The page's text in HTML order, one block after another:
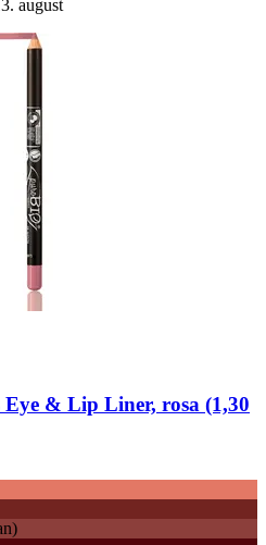
august
Eye & Lip Liner, rosa (1,30